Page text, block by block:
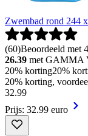
Zwembad rond 244
(60)Beoordeeld met
26.39 met GAMMA
20% korting20%
20% korting,
32.99
Prijs: 32.99 euro